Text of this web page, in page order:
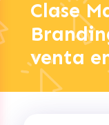
Clase
venta